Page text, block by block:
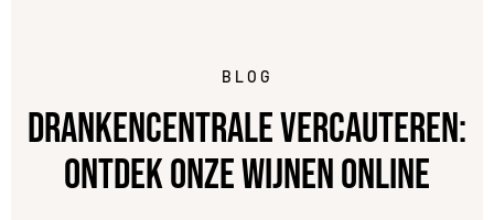
BLOG
Drankencentrale Vercauteren:
Ontdek onze wijnen online